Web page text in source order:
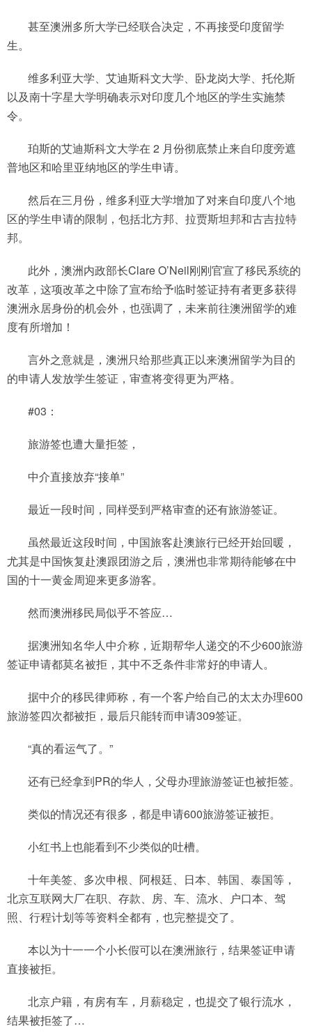
甚至澳洲多所大学已经联合决定，不再接受印度留学
生。
维多利亚大学、艾迪斯科文大学、卧龙岗大学、托伦斯
以及南十字星大学明确表示对印度几个地区的学生实施禁
令。
珀斯的艾迪斯科文大学在 2 月份彻底禁止来自印度旁遮
普地区和哈里亚纳地区的学生申请。
然后在三月份，维多利亚大学增加了对来自印度八个地
区的学生申请的限制，包括北方邦、拉贾斯坦邦和古吉拉特
邦。
此外，澳洲内政部长Clare O’Neil刚刚官宣了移民系统的
改革，这项改革之中除了宣布给予临时签证持有者更多获得
澳洲永居身份的机会外，也强调了，未来前往澳洲留学的难
度有所增加！
言外之意就是，澳洲只给那些真正以来澳洲留学为目的
的申请人发放学生签证，审查将变得更为严格。
#03：
旅游签也遭大量拒签，
中介直接放弃“接单”
最近一段时间，同样受到严格审查的还有旅游签证。
虽然最近这段时间，中国旅客赴澳旅行已经开始回暖，
尤其是中国恢复赴澳跟团游之后，澳洲也非常期待能够在中
国的十一黄金周迎来更多游客。
然而澳洲移民局似乎不答应…
据澳洲知名华人中介称，近期帮华人递交的不少600旅游
签证申请都莫名被拒，其中不乏条件非常好的申请人。
据中介的移民律师称，有一个客户给自己的太太办理600
旅游签四次都被拒，最后只能转而申请309签证。
“真的看运气了。”
还有已经拿到PR的华人，父母办理旅游签证也被拒签。
类似的情况还有很多，都是申请600旅游签证被拒。
小红书上也能看到不少类似的吐槽。
十年美签、多次申根、阿根廷、日本、韩国、泰国等，
北京互联网大厂在职、存款、房、车、流水、户口本、驾
照、行程计划等等资料全都有，也完整提交了。
本以为十一一个小长假可以在澳洲旅行，结果签证申请
直接被拒。
北京户籍，有房有车，月薪稳定，也提交了银行流水，
结果被拒签了…